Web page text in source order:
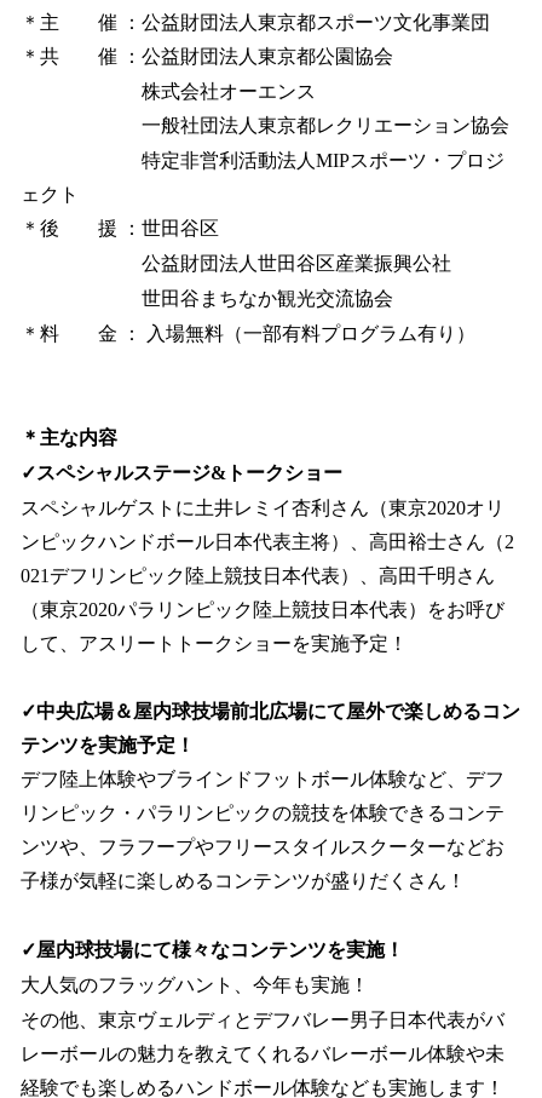
＊主 催 ：公益財団法人東京都スポーツ文化事業団
＊共 催 ：公益財団法人東京都公園協会
株式会社オーエンス
一般社団法人東京都レクリエーション協会
特定非営利活動法人MIPスポーツ・プロジ
ェクト
＊後 援 ：世田谷区
公益財団法人世田谷区産業振興公社
世田谷まちなか観光交流協会
＊料 金 ： 入場無料（一部有料プログラム有り）
＊主な内容
✓スペシャルステージ&トークショー
スペシャルゲストに土井レミイ杏利さん（東京2020オリ
ンピックハンドボール日本代表主将）、高田裕士さん（2
021デフリンピック陸上競技日本代表）、高田千明さん
（東京2020パラリンピック陸上競技日本代表）をお呼び
して、アスリートトークショーを実施予定！
✓中央広場＆屋内球技場前北広場にて屋外で楽しめるコン
テンツを実施予定！
デフ陸上体験やブラインドフットボール体験など、デフ
リンピック・パラリンピックの競技を体験できるコンテ
ンツや、フラフープやフリースタイルスクーターなどお
子様が気軽に楽しめるコンテンツが盛りだくさん！
✓屋内球技場にて様々なコンテンツを実施！
大人気のフラッグハント、今年も実施！
その他、東京ヴェルディとデフバレー男子日本代表がバ
レーボールの魅力を教えてくれるバレーボール体験や未
経験でも楽しめるハンドボール体験なども実施します！